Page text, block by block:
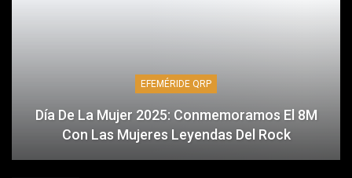
EFEMÉRIDE QRP
Día De La Mujer 2025: Conmemoramos El 8M
Con Las Mujeres Leyendas Del Rock